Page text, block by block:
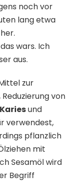
noch vor
lang etwa
wars. Ich
aus.
zur
Reduzierung von
Kariesund
verwendest,
pflanzlich
mit
Sesamöl wird
Begriff